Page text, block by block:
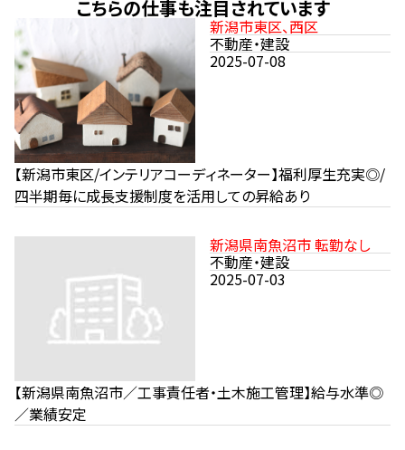
こちらの仕事も注目されています
新潟市東区、西区
不動産・建設
2025-07-08
【新潟市東区/インテリアコーディネーター】福利厚生充実◎/
四半期毎に成長支援制度を活用しての昇給あり
新潟県南魚沼市 転勤なし
不動産・建設
2025-07-03
【新潟県南魚沼市／工事責任者・土木施工管理】給与水準◎
／業績安定